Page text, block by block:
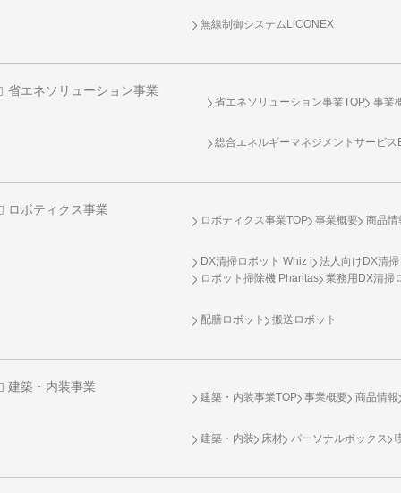
無線制御システムLiCONEX
省エネソリューション事業
省エネソリューション事業TOP 事業
総合エネルギーマネジメントサービ
ロボティクス事業
ロボティクス事業TOP 事業概要 商品情
DX清掃ロボット Whiz i
法人向けDX清
ロボット掃除機 Phantas
業務用DX清掃
配膳ロボット 搬送ロボット
建築・内装事業
建築・内装事業TOP 事業概要 商品情報
建築・内装 床材 パーソナルボックス